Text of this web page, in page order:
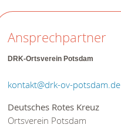
Ansprechpartner
DRK-Ortsverein Potsdam
kontakt@drk-ov-potsdam.de
Deutsches Rotes Kreuz
Ortsverein Potsdam